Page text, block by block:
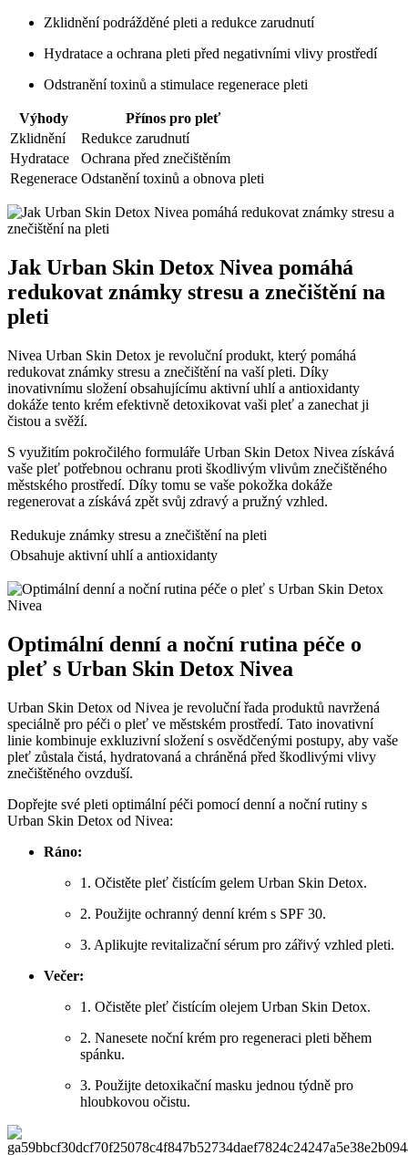
Zklidnění podrážděné pleti a redukce zarudnutí
Hydratace a ochrana pleti před negativními vlivy prostředí
Odstranění toxinů a stimulace regenerace pleti
Výhody
Přínos pro pleť
Zklidnění
Redukce zarudnutí
Hydratace
Ochrana před znečištěním
Regenerace Odstanění toxinů a obnova pleti
Jak Urban Skin Detox Nivea pomáhá
redukovat známky stresu a znečištění na
pleti
Nivea Urban Skin Detox je revoluční produkt, který pomáhá
redukovat známky stresu a znečištění na vaší pleti. Díky
inovativnímu složení obsahujícímu aktivní uhlí a antioxidanty
dokáže tento krém efektivně detoxikovat vaši pleť a zanechat ji
čistou a svěží.
S využitím pokročilého formuláře Urban Skin Detox Nivea získává
vaše pleť potřebnou ochranu proti škodlivým vlivům znečištěného
městského prostředí. Díky tomu se vaše pokožka dokáže
regenerovat a získává zpět svůj zdravý a pružný vzhled.
Redukuje známky stresu a znečištění na pleti
Obsahuje aktivní uhlí a antioxidanty
Optimální denní a noční rutina péče o
pleť s Urban Skin Detox Nivea
Urban Skin Detox od Nivea je revoluční řada produktů navržená
speciálně pro péči o pleť ve městském prostředí. Tato inovativní
linie kombinuje exkluzivní složení s osvědčenými postupy, aby vaše
pleť zůstala čistá, hydratovaná a chráněná před škodlivými vlivy
znečištěného ovzduší.
Dopřejte své pleti optimální péči pomocí denní a noční rutiny s
Urban Skin Detox od Nivea:
Ráno:
1. Očistěte pleť čistícím gelem Urban Skin Detox.
2. Použijte ochranný denní krém s SPF 30.
3. Aplikujte revitalizační sérum pro zářivý vzhled pleti.
Večer:
1. Očistěte pleť čistícím olejem Urban Skin Detox.
2. Nanesete noční krém pro regeneraci pleti během
spánku.
3. Použijte detoxikační masku jednou týdně pro
hloubkovou očistu.